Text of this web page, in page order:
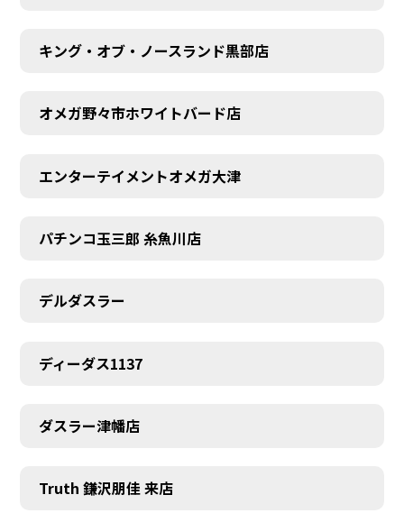
キング・オブ・ノースランド黒部店
オメガ野々市ホワイトバード店
エンターテイメントオメガ大津
パチンコ玉三郎 糸魚川店
デルダスラー
ディーダス1137
ダスラー津幡店
Truth 鎌沢朋佳 来店